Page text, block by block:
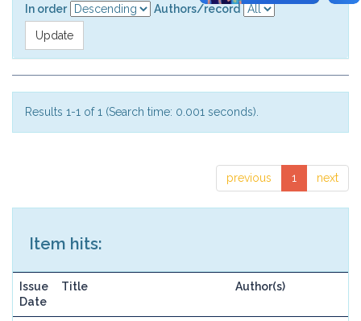
In order
Authors/record
Results 1-1 of 1 (Search time: 0.001 seconds).
previous 1 next
Item hits:
Issue
Date
Title Author(s)